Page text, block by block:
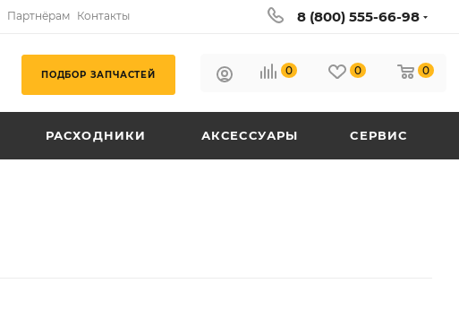
Партнёрам Контакты 8 (800) 555-66-98
ПОДБОР ЗАПЧАСТЕЙ 0 0 0
РАСХОДНИКИ АКСЕССУАРЫ СЕРВИС